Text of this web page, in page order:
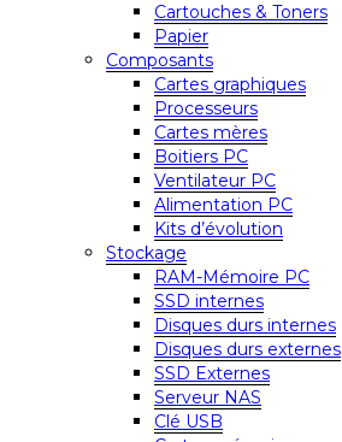
Cartouches & Toners
Papier
Composants
Cartes graphiques
Processeurs
Cartes mères
Boitiers PC
Ventilateur PC
Alimentation PC
Kits d’évolution
Stockage
RAM-Mémoire PC
SSD internes
Disques durs internes
Disques durs externes
SSD Externes
Serveur NAS
Clé USB